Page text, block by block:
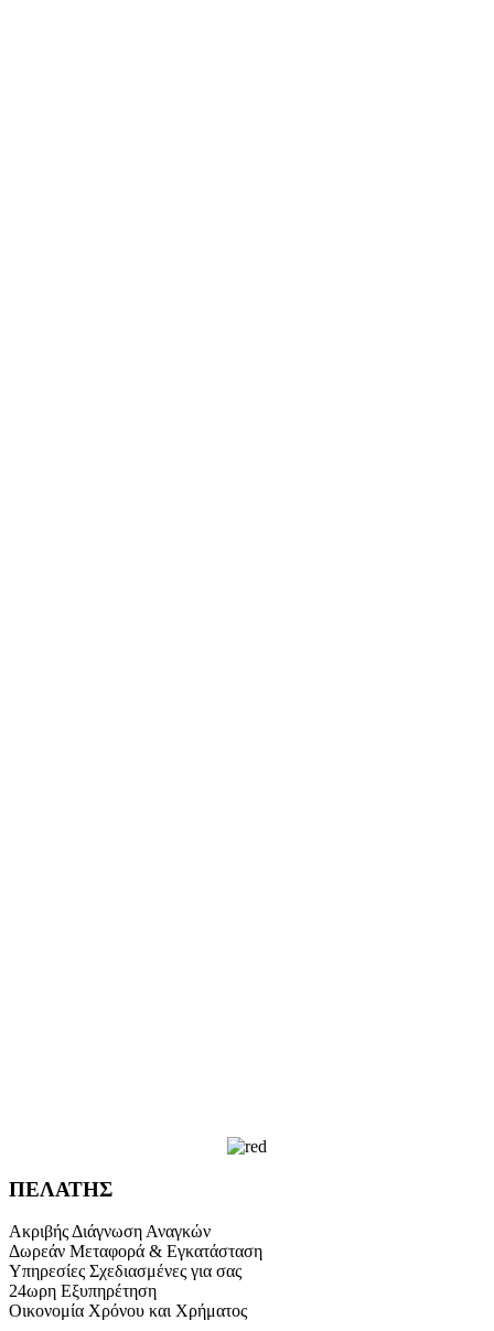
ΠΕΛΑΤΗΣ
Ακριβής Διάγνωση Αναγκών
Δωρεάν Μεταφορά & Εγκατάσταση
Υπηρεσίες Σχεδιασμένες για σας
24ωρη Εξυπηρέτηση
Οικονομία Χρόνου και Χρήματος